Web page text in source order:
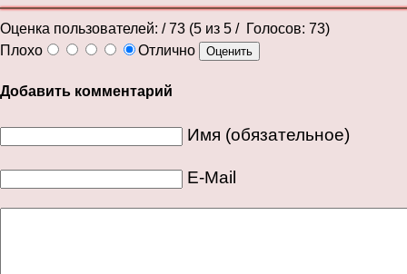
Оценка пользователей: / 73 (5 из 5 / Голосов: 73)
Плохо
Отлично
Добавить комментарий
Имя (обязательное)
E-Mail